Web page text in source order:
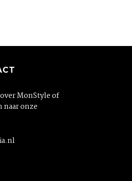
MonStyle of
naar onze